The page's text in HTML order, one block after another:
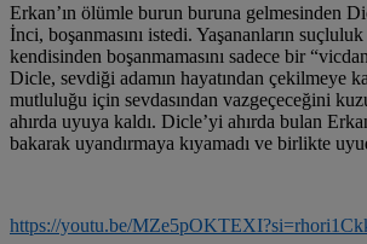
Erkan’ın ölümle burun buruna gelmesinden
İnci, boşanmasını istedi. Yaşananların
kendisinden boşanmamasını sadece bir
Dicle, sevdiği adamın hayatından çekilmeye
mutluluğu için sevdasından vazgeçeceğini
ahırda uyuya kaldı. Dicle’yi ahırda bulan
bakarak uyandırmaya kıyamadı ve birlikte
https://youtu.be/